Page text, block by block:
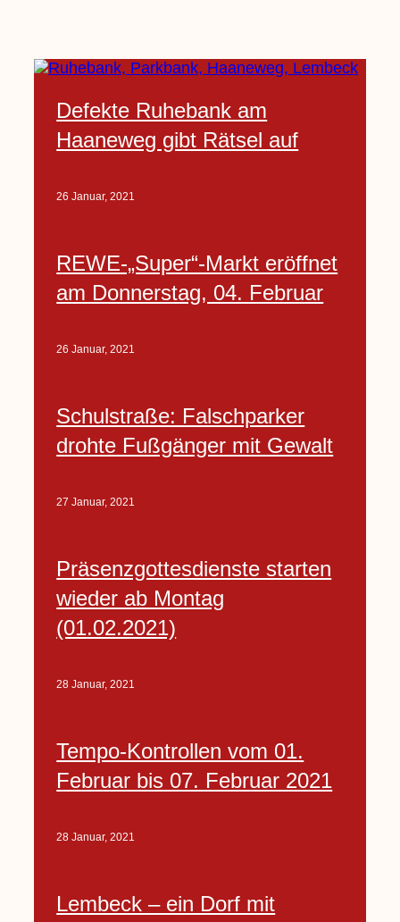
Defekte Ruhebank am
Haaneweg gibt Rätsel auf
26 Januar, 2021
REWE-„Super“-Markt eröffnet
am Donnerstag, 04. Februar
26 Januar, 2021
Schulstraße: Falschparker
drohte Fußgänger mit Gewalt
27 Januar, 2021
Präsenzgottesdienste starten
wieder ab Montag
(01.02.2021)
28 Januar, 2021
Tempo-Kontrollen vom 01.
Februar bis 07. Februar 2021
28 Januar, 2021
Lembeck – ein Dorf mit